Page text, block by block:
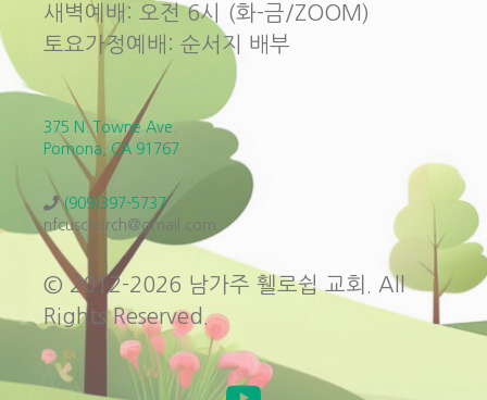
새벽예배: 오전 6시 (화-금/ZOOM)
토요가정예배: 순서지 배부
375 N. Towne Ave.
Pomona, CA 91767
(909)397-5737
nfcuschurch@gmail.com
© 2012-2026 남가주 휄로쉽 교회. All
Rights Reserved.